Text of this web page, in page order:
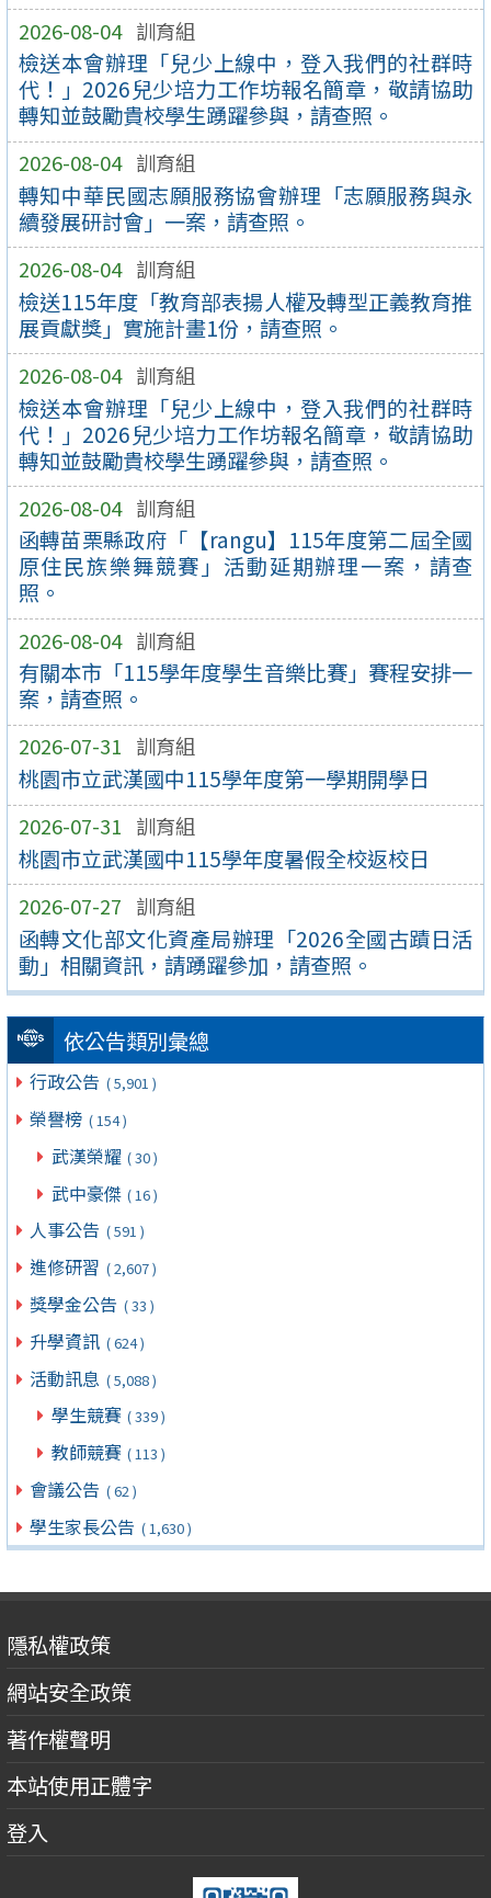
2026-08-04 訓育組
檢送本會辦理「兒少上線中，登入我們的社群時
代！」2026兒少培力工作坊報名簡章，敬請協助
轉知並鼓勵貴校學生踴躍參與，請查照。
2026-08-04 訓育組
轉知中華民國志願服務協會辦理「志願服務與永
續發展研討會」一案，請查照。
2026-08-04 訓育組
檢送115年度「教育部表揚人權及轉型正義教育推
展貢獻獎」實施計畫1份，請查照。
2026-08-04 訓育組
檢送本會辦理「兒少上線中，登入我們的社群時
代！」2026兒少培力工作坊報名簡章，敬請協助
轉知並鼓勵貴校學生踴躍參與，請查照。
2026-08-04 訓育組
函轉苗栗縣政府「【rangu】115年度第二屆全國
原住民族樂舞競賽」活動延期辦理一案，請查
照。
2026-08-04 訓育組
有關本市「115學年度學生音樂比賽」賽程安排一
案，請查照。
2026-07-31 訓育組
桃園市立武漢國中115學年度第一學期開學日
2026-07-31 訓育組
桃園市立武漢國中115學年度暑假全校返校日
2026-07-27 訓育組
函轉文化部文化資產局辦理「2026全國古蹟日活
動」相關資訊，請踴躍參加，請查照。
依公告類別彙總
行政公告 ( 5,901 )
榮譽榜 ( 154 )
武漢榮耀 ( 30 )
武中豪傑 ( 16 )
人事公告 ( 591 )
進修研習 ( 2,607 )
獎學金公告 ( 33 )
升學資訊 ( 624 )
活動訊息 ( 5,088 )
學生競賽 ( 339 )
教師競賽 ( 113 )
會議公告 ( 62 )
學生家長公告 ( 1,630 )
隱私權政策
網站安全政策
著作權聲明
本站使用正體字
登入